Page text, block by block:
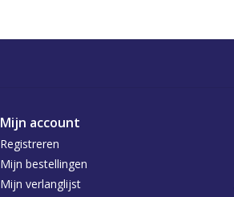
Mijn account
Registreren
Mijn bestellingen
Mijn verlanglijst